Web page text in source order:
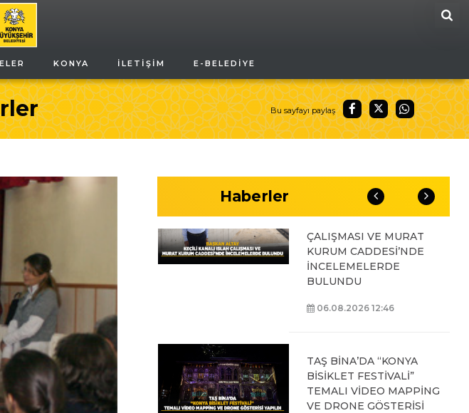
KONYA İLETIŞIM E-BELEDIYE
Bu sayfayı paylaş
Haberler
OYUNLARI’NIN FİNAL
TURUNDA
ÖĞRENCİLERİN
HEYECANINI PAYLAŞTI
BAŞKAN ALTAY, KEÇİLİ
ÇALIŞMASI VE MURAT
KURUM CADDESİ’NDE
İNCELEMELERDE
BULUNDU
06.08.2026 12:46
TAŞ BİNA’DA “KONYA
BİSİKLET FESTİVALİ”
TEMALI VİDEO MAPPİNG
VE DRONE GÖSTERİSİ